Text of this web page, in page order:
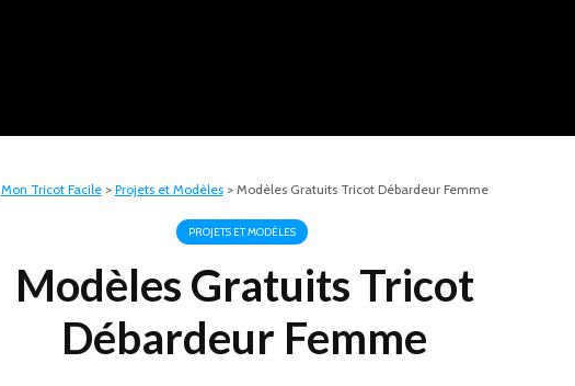
Mon Tricot Facile> Projets et Modèles> Modèles Gratuits Tricot Débardeur Femme
PROJETS ET MODÈLES
Modèles Gratuits Tricot
Débardeur Femme